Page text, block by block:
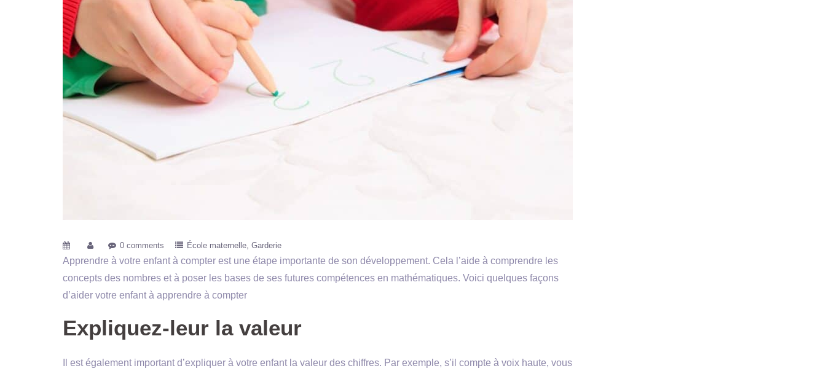
0 comments École maternelle Garderie
Apprendre à votre enfant à compter est une étape importante de son développement. Cela l’aide à comprendre les
concepts des nombres et à poser les bases de ses futures compétences en mathématiques. Voici quelques façons
d’aider votre enfant à apprendre à compter
Expliquez-leur la valeur
Il est également important d’expliquer à votre enfant la valeur des chiffres. Par exemple, s’il compte à voix haute, vous